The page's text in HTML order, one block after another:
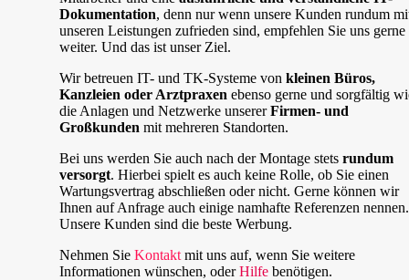
Dokumentation, denn nur wenn unsere Kunden rundum
unseren Leistungen zufrieden sind, empfehlen Sie uns gerne
weiter. Und das ist unser Ziel.
Wir betreuen IT- und TK-Systeme von kleinen Büros,
Kanzleien oder Arztpraxen ebenso gerne und sorgfältig
die Anlagen und Netzwerke unsererFirmen- und
Großkunden mit mehreren Standorten.
Bei uns werden Sie auch nach der Montage stets rundum
versorgt. Hierbei spielt es auch keine Rolle, ob Sie einen
Wartungsvertrag abschließen oder nicht. Gerne können wir
Ihnen auf Anfrage auch einige namhafte Referenzen nennen.
Unsere Kunden sind die beste Werbung.
Nehmen Sie Kontakt mit uns auf, wenn Sie weitere
Informationen wünschen, oderHilfe benötigen.